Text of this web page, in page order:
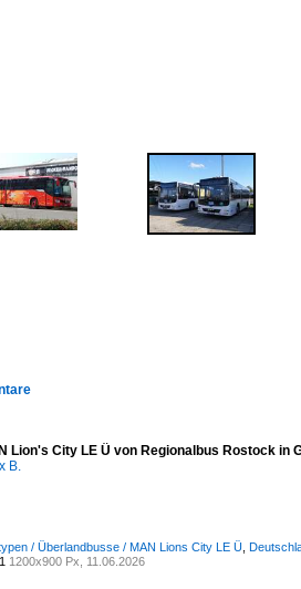
Lion's City LE Ü von Regionalbus Rostock in
B.
/ Überlandbusse / MAN Lions City LE Ü
1200x900 Px, 11.06.2026